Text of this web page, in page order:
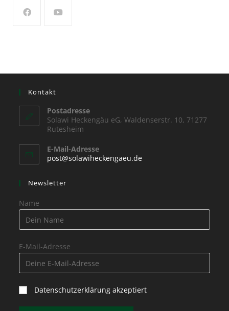
Kontakt
Postadresse
Solawi Heckengäu eG, Waldenserstr. 10, 71277
Rutesheim
E-Mail-Adresse
post@solawiheckengaeu.de
Newsletter
Name
E-Mail-Adresse
Datenschutzerklärung akzeptiert